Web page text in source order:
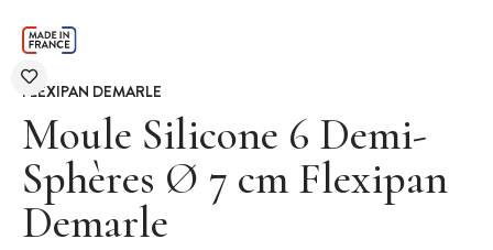
FLEXIPAN DEMARLE
Moule Silicone 6 Demi-
Sphères Ø 7 cm Flexipan
Demarle